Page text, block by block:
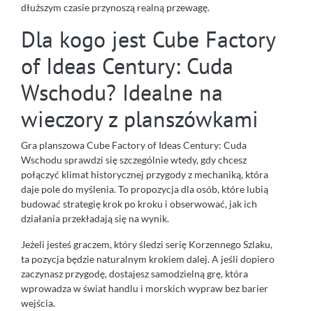
dłuższym czasie przynoszą realną przewagę.
Dla kogo jest Cube Factory
of Ideas Century: Cuda
Wschodu? Idealne na
wieczory z planszówkami
Gra planszowa Cube Factory of Ideas Century: Cuda
Wschodu sprawdzi się szczególnie wtedy, gdy chcesz
połączyć klimat historycznej przygody z mechaniką, która
daje pole do myślenia. To propozycja dla osób, które lubią
budować strategię krok po kroku i obserwować, jak ich
działania przekładają się na wynik.
Jeżeli jesteś graczem, który śledzi serię Korzennego Szlaku,
ta pozycja będzie naturalnym krokiem dalej. A jeśli dopiero
zaczynasz przygodę, dostajesz samodzielną grę, która
wprowadza w świat handlu i morskich wypraw bez barier
wejścia.